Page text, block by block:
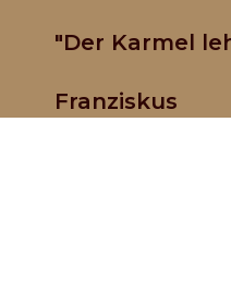
"Der Karmel
Franziskus